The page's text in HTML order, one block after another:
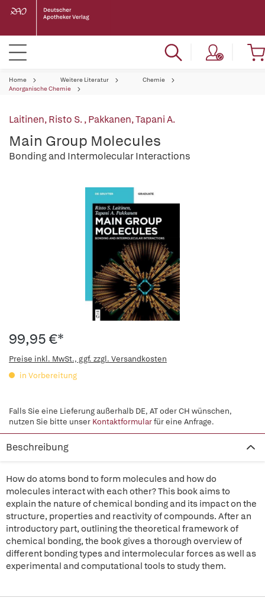
Home Weitere Literatur
Chemie
Anorganische Chemie
Laitinen, Risto S.,Pakkanen, Tapani A.
Main Group Molecules
Bonding and Intermolecular Interactions
99,95 €*
Preise inkl. MwSt., ggf. zzgl. Versandkosten
in Vorbereitung
Falls Sie eine Lieferung außerhalb DE, AT oder CH wünschen,
nutzen Sie bitte unser Kontaktformularfür eine Anfrage.
Beschreibung
How do atoms bond to form molecules and how do
molecules interact with each other? This book aims to
explain the nature of chemical bonding and its impact on the
structure, properties and reactivity of compounds. After an
introductory part, outlining the theoretical framework of
chemical bonding, the book gives a thorough overview of
different bonding types and intermolecular forces as well as
experimental and computational tools to study them.